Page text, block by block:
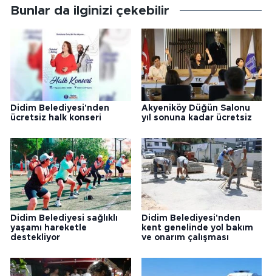
Bunlar da ilginizi çekebilir
Didim Belediyesi'nden
ücretsiz halk konseri
Akyeniköy Düğün Salonu
yıl sonuna kadar ücretsiz
Didim Belediyesi sağlıklı
yaşamı hareketle
destekliyor
Didim Belediyesi'nden
kent genelinde yol bakım
ve onarım çalışması